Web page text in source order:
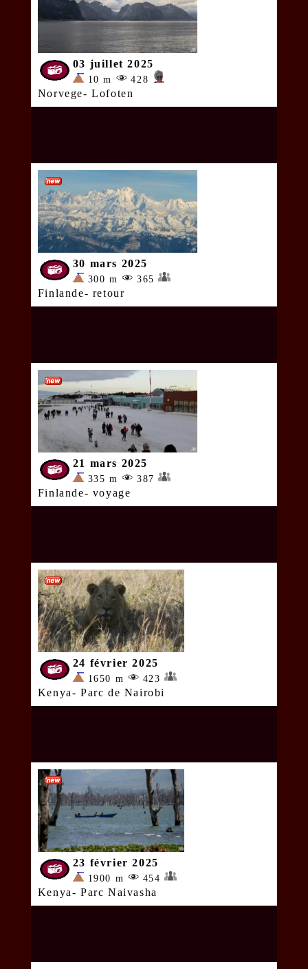
03 juillet 2025
10 m 428
Norvege- Lofoten
30 mars 2025
300 m 365
Finlande- retour
21 mars 2025
335 m 387
Finlande- voyage
24 février 2025
1650 m 423
Kenya- Parc de Nairobi
23 février 2025
1900 m 454
Kenya- Parc Naivasha